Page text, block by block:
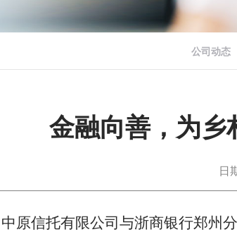
公司动态
金融向善，为
日
中原信托有限公司与浙商银行郑州